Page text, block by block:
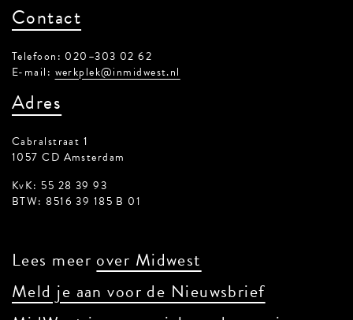
Contact
Telefoon: 020–303 02 62
E-mail: werkplek@inmidwest.nl
Adres
Cabralstraat 1
1057 CD Amsterdam
KvK: 55 28 39 93
BTW: 8516 39 185 B 01
Lees meer over Midwest
Meld je aan voor de Nieuwsbrief